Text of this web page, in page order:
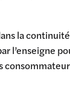
la
l’enseigne